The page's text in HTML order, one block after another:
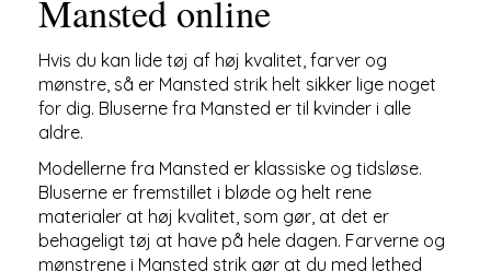
Mansted online
Hvis du kan lide tøj af høj kvalitet, farver og
mønstre, så er Mansted strik helt sikker lige noget
for dig. Bluserne fra Mansted er til kvinder i alle
aldre.
Modellerne fra Mansted er klassiske og tidsløse.
Bluserne er fremstillet i bløde og helt rene
materialer at høj kvalitet, som gør, at det er
behageligt tøj at have på hele dagen. Farverne og
mønstrene i Mansted strik gør at du med lethed